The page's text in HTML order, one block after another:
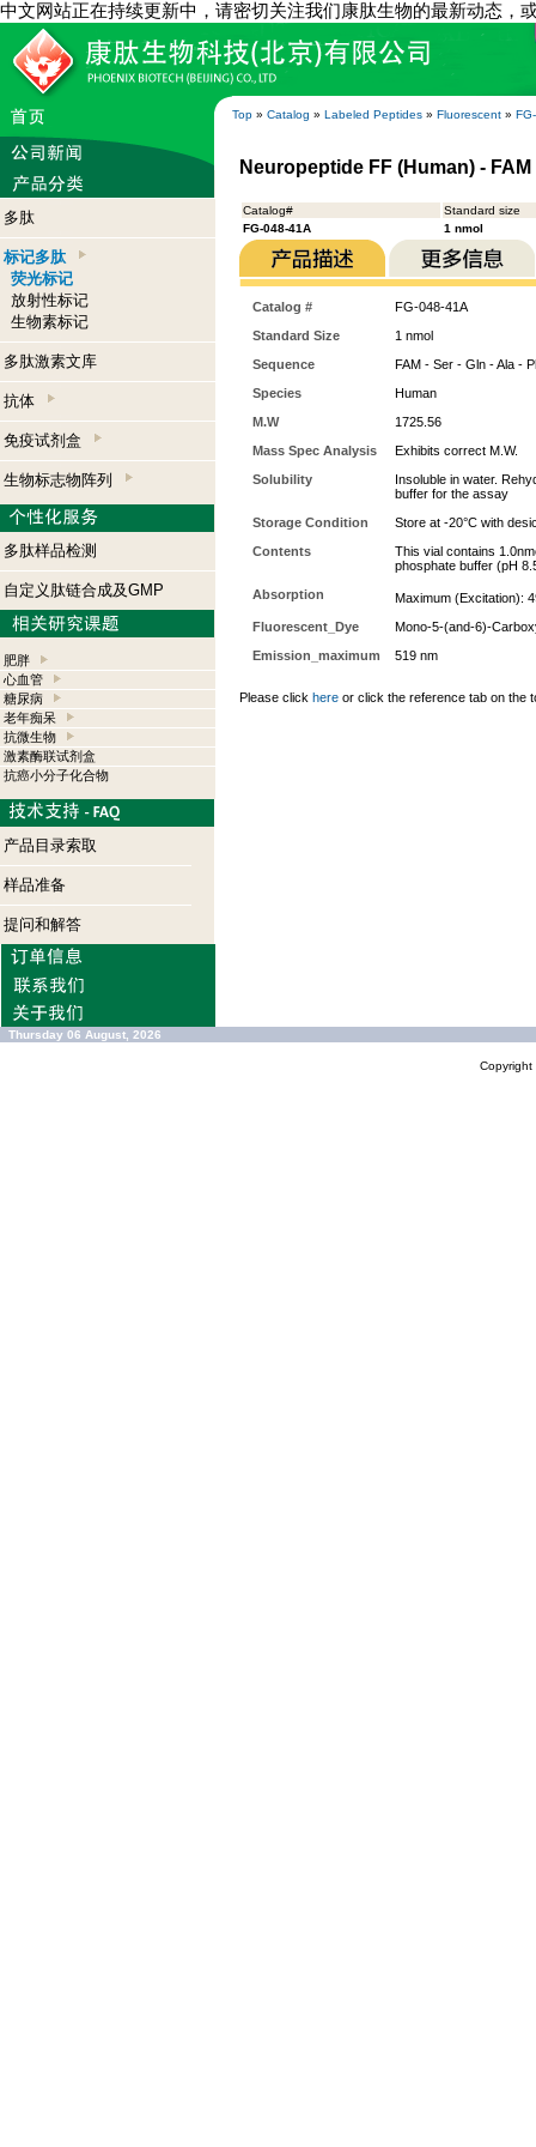
中文网站正在持续更新中，请密切关注我们康肽生物的最新动态，
Top » Catalog » Labeled Peptides » Fluorescent »
多肽
标记多肽
荧光标记
放射性标记
生物素标记
多肽激素文库
抗体
免疫试剂盒
生物标志物阵列
多肽样品检测
自定义肽链合成及GMP
肥胖
心血管
糖尿病
老年痴呆
抗微生物
激素酶联试剂盒
抗癌小分子化合物
产品目录索取
样品准备
提问和解答
Neuropeptide FF (Human) -
Catalog#
Standard size
FG-048-41A
1 nmol
Catalog #
FG-048-41A
Standard Size
1 nmol
Sequence
FAM - Ser - Gln - Ala -
Species
Human
M.W
1725.56
Mass Spec Analysis
Exhibits correct M.W.
Solubility
Insoluble in water.
buffer for the assay
Storage Condition
Store at -20°C with
Contents
This vial contains
phosphate buffer (pH
Absorption
Maximum (Excitation):
Fluorescent_Dye
Mono-5-(and-6)-
Emission_maximum
519 nm
Please click here or click the reference tab on the
Thursday 06 August, 2026